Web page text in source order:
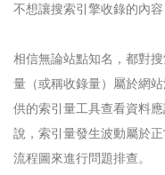
不想讓搜索引擎收錄的內
相信無論站點知名，都對
量（或稱收錄量）屬於網
供的索引量工具查看資料
說，索引量發生波動屬於
流程圖來進行問題排查。